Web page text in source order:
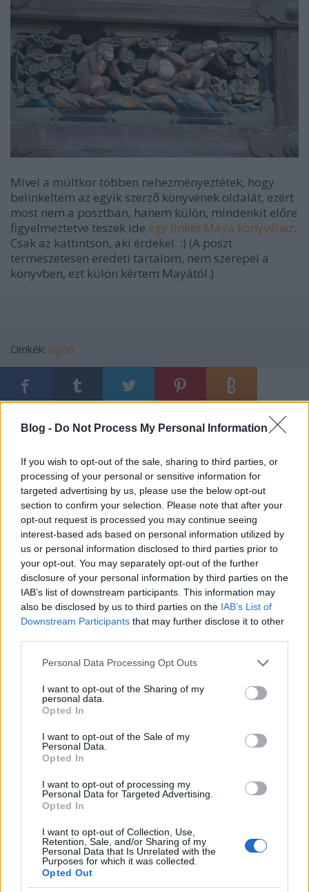
Blog - Do Not Process My Personal Information
If you wish to opt-out of the sale, sharing to third parties, or
processing of your personal or sensitive information for
targeted advertising by us, please use the below opt-out
section to confirm your selection. Please note that after your
opt-out request is processed you may continue seeing
interest-based ads based on personal information utilized by
us or personal information disclosed to third parties prior to
your opt-out. You may separately opt-out of the further
disclosure of your personal information by third parties on the
IAB’s list of downstream participants. This information may
also be disclosed by us to third parties on the IAB’s List of
Downstream Participants that may further disclose it to other
Please note that this website/app uses one or more Google
not limited to your visit or usage behaviour. You may click to
grant or deny consent to Google and its third-party tags to
use your data for below specified purposes in below Google
consent section.
Personal Data Processing Opt Outs
I want to opt-out of the Sharing of my
personal data.
Opted In
I want to opt-out of the Sale of my
Personal Data.
Opted In
I want to opt-out of processing my
Personal Data for Targeted Advertising.
Opted In
I want to opt-out of Collection, Use,
Retention, Sale, and/or Sharing of my
Personal Data that Is Unrelated with the
Purposes for which it was collected.
Opted Out
Mivel a múltkor többen nehezményeztétek, hogy
belinkeltem az egyik szerző könyvének oldalát, ezért
most nem a posztban, hanem külön, mindenkit előre
figyelmeztetve teszek ide egy linket Maya könyvéhez.
Csak az kattintson, aki érdekel. :) (A poszt
természetesen eredeti tartalom, nem szerepel a
könyvben, ezt külön kértem Mayától.)
Címkék: Japán
Ajánlott bejegyzések:
Protekció kanadai és magyar módra
Vissza a (vidéki) múltba
Hogyan kalandozzunk külföldön?
Az igazi Mexikó, a komfortzónán túl
Magyarok karácsonya a világ körül
Szólj hozzá!
A hozzászóláshoz be kell lépned!